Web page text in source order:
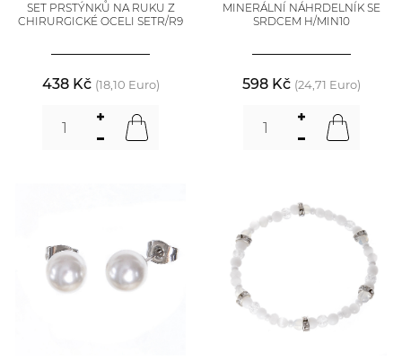
SET PRSTÝNKŮ NA RUKU Z
CHIRURGICKÉ OCELI SETR/R9
438 Kč (18,10 Euro)
MINERÁLNÍ NÁHRDELNÍK SE
SRDCEM H/MIN10
598 Kč (24,71 Euro)